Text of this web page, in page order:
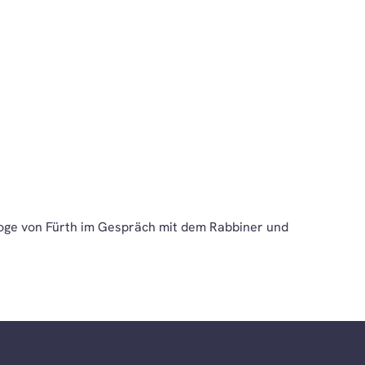
von Fürth im Gespräch mit dem Rabbiner und